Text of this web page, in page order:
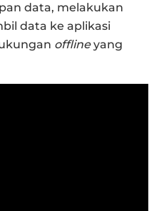
data, melakukan
data ke aplikasi
offlineyang